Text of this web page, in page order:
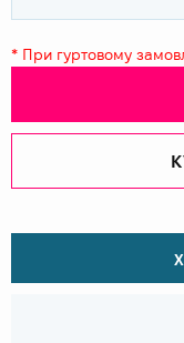
* При гуртовому